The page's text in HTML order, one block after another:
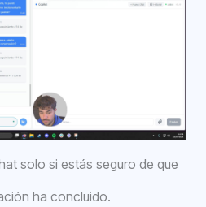
solo si estás seguro de que
ha concluido.